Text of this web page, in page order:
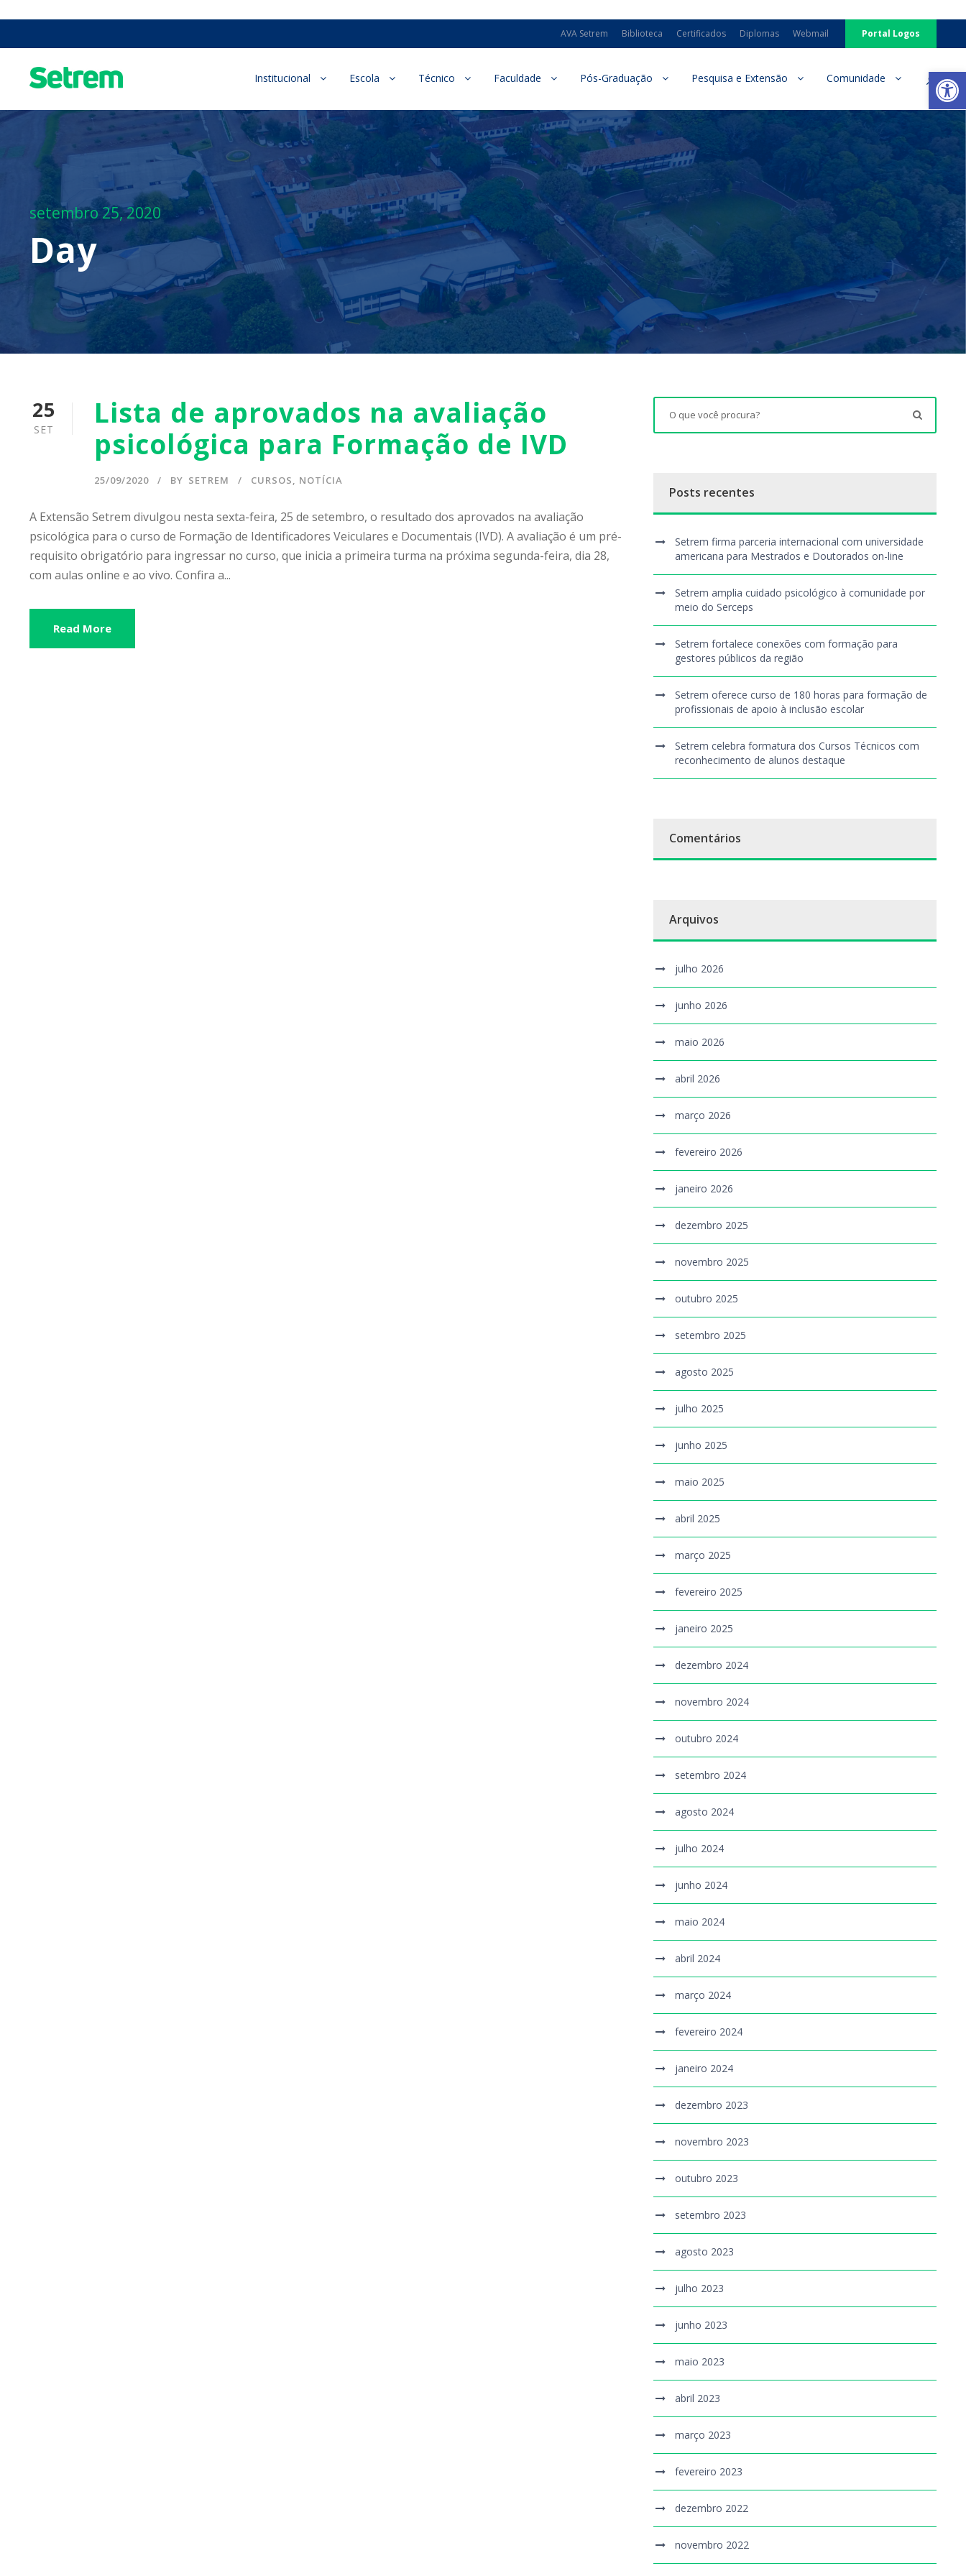
AVA Setrem Biblioteca Certificados Diplomas Webmail Portal Logos
Institucional Escola Técnico Faculdade Pós-Graduação Pesquisa e Extensão Comunidade
setembro 25, 2020
Day
25
SET
Lista de aprovados na avaliação
psicológica para Formação de IVD
25/09/2020 BY SETREM CURSOS, NOTÍCIA
A Extensão Setrem divulgou nesta sexta-feira, 25 de setembro, o resultado dos aprovados na avaliação
psicológica para o curso de Formação de Identificadores Veiculares e Documentais (IVD). A avaliação é um pré-
requisito obrigatório para ingressar no curso, que inicia a primeira turma na próxima segunda-feira, dia 28,
com aulas online e ao vivo. Confira a...
Read More
Posts recentes
Setrem firma parceria internacional com universidade
americana para Mestrados e Doutorados on-line
Setrem amplia cuidado psicológico à comunidade por
meio do Serceps
Setrem fortalece conexões com formação para
gestores públicos da região
Setrem oferece curso de 180 horas para formação de
profissionais de apoio à inclusão escolar
Setrem celebra formatura dos Cursos Técnicos com
reconhecimento de alunos destaque
Comentários
Arquivos
julho 2026
junho 2026
maio 2026
abril 2026
março 2026
fevereiro 2026
janeiro 2026
dezembro 2025
novembro 2025
outubro 2025
setembro 2025
agosto 2025
julho 2025
junho 2025
maio 2025
abril 2025
março 2025
fevereiro 2025
janeiro 2025
dezembro 2024
novembro 2024
outubro 2024
setembro 2024
agosto 2024
julho 2024
junho 2024
maio 2024
abril 2024
março 2024
fevereiro 2024
janeiro 2024
dezembro 2023
novembro 2023
outubro 2023
setembro 2023
agosto 2023
julho 2023
junho 2023
maio 2023
abril 2023
março 2023
fevereiro 2023
dezembro 2022
novembro 2022